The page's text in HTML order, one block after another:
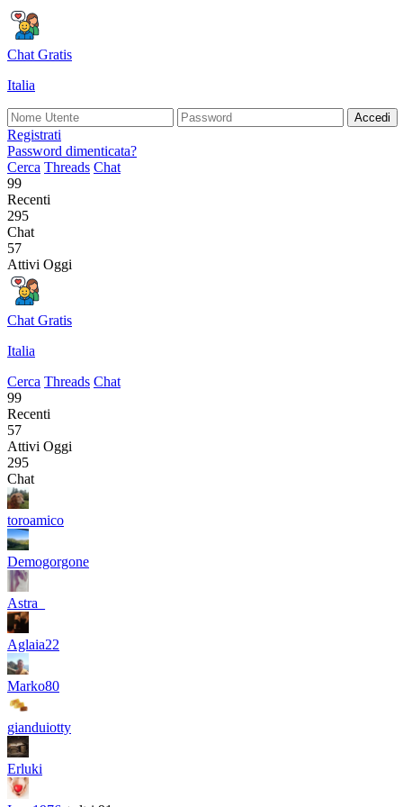
Chat Gratis
Italia
Accedi
Registrati
Password dimenticata?
Cerca Threads Chat
99
Recenti
295
Chat
57
Attivi Oggi
Chat Gratis
Italia
Cerca Threads Chat
99
Recenti
57
Attivi Oggi
295
Chat
toroamico
Demogorgone
Astra_
Aglaia22
Marko80
gianduiotty
Erluki